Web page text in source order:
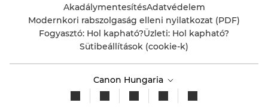
AkadálymentesítésAdatvédelem
Modernkori rabszolgaság elleni nyilatkozat (PDF)
Fogyasztó: Hol kapható?Üzleti: Hol kapható?
Sütibeállítások (cookie-k)
Canon Hungaria